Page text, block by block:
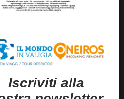
PUBBLICO:
12.30 / 15.00-18.00
Generali |Privacy
Iscriviti alla